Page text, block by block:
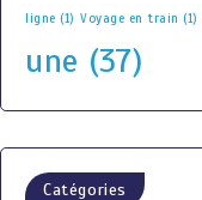
ligne (1) Voyage en train (1)
une (37)
Catégories